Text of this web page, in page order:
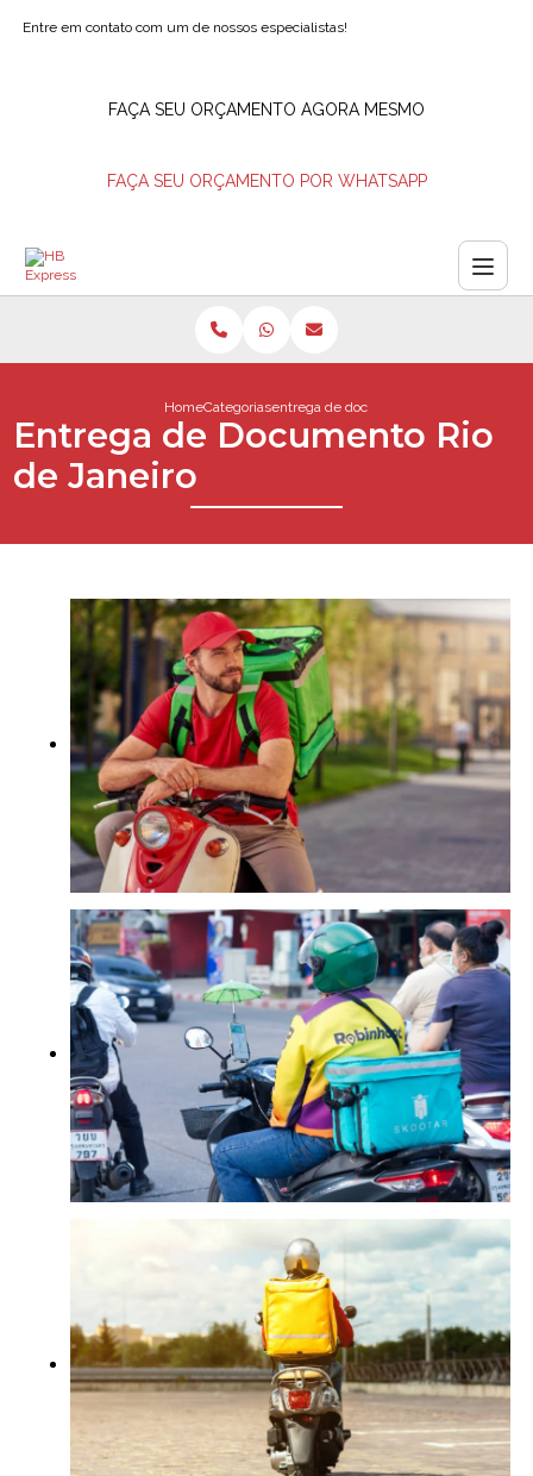
Entre em contato com um de nossos especialistas!
FAÇA SEU ORÇAMENTO AGORA MESMO
FAÇA SEU ORÇAMENTO POR WHATSAPP
HomeCategoriasentrega de documento rio de janeiro
Entrega de Documento Rio
de Janeiro